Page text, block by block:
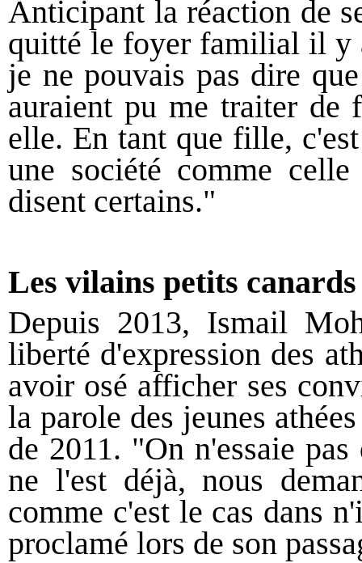
Anticipant la réaction de
quitté le foyer familial il y
je ne pouvais pas dire
auraient pu me traiter de
elle. En tant que fille,
une société comme
disent certains."
Les vilains petits canards
Depuis 2013, Ismail
liberté d'expression des
avoir osé afficher ses
la parole des jeunes
de 2011. "On n'essaie
ne l'est déjà, nous
comme c'est le cas dans
proclamé lors de son